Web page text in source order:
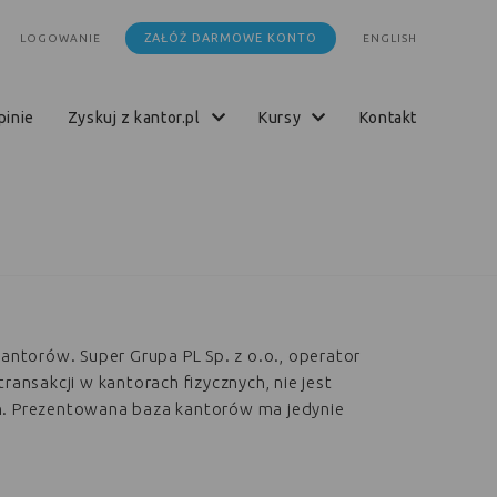
LOGOWANIE ZAŁÓŻ DARMOWE KONTO ENGLISH
zyskuj z kantor.pl kursy kontakt
Super Grupa PL Sp. z o.o., operator
w kantorach fizycznych, nie jest
Prezentowana baza kantorów ma jedynie